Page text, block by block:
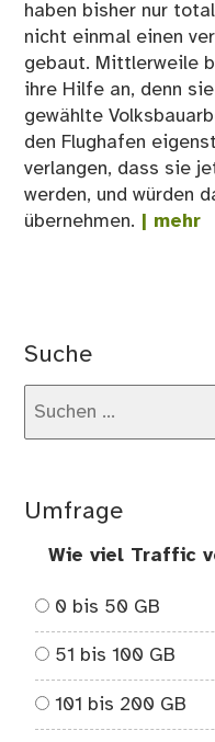
haben bisher nur
nicht einmal einen
gebaut. Mittlerweile
ihre Hilfe an, denn
gewählte
den Flughafen
verlangen, dass sie
werden, und würden
übernehmen. | mehr
Suche
Umfrage
Wie viel Traffic
0 bis 50 GB
51 bis 100 GB
101 bis 200 GB